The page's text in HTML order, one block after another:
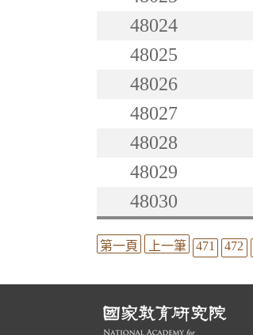
48024
48025
48026
48027
48028
48029
48030
第一頁 上一筆 471 472